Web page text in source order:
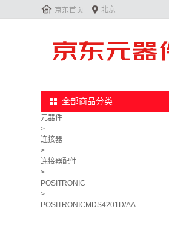
 京东首页  北京
全部商品分类
元器件
>
连接器
>
连接器配件
>
POSITRONIC
>
POSITRONICMDS4201D/AA